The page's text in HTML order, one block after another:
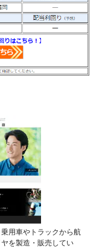
用車やトラックから航
を製造・販売してい